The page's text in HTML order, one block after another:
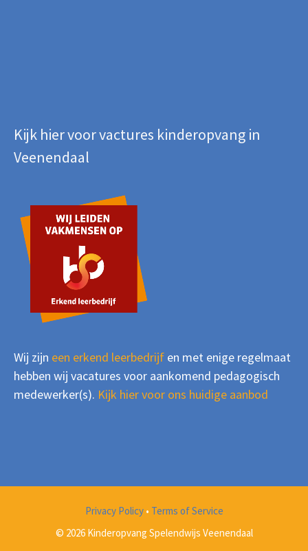
Kijk hier voor vactures kinderopvang in
Veenendaal
Wij zijn een erkend leerbedrijf en met enige regelmaat
hebben wij vacatures voor aankomend pedagogisch
medewerker(s). Kijk hier voor ons huidige aanbod
Privacy Policy• Terms of Service
© 2026 Kinderopvang Spelendwijs Veenendaal